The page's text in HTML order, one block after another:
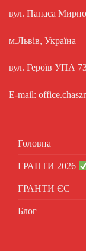
вул. Панаса
м.Львів, Україна
вул. Героїв УПА
E-mail:
Головна
ГРАНТИ 2026
ГРАНТИ ЄС
Блог